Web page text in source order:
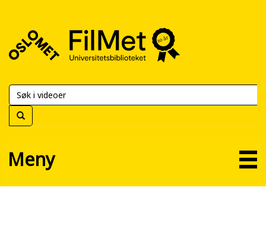
FilMet
Universitetsbiblioteket
Meny